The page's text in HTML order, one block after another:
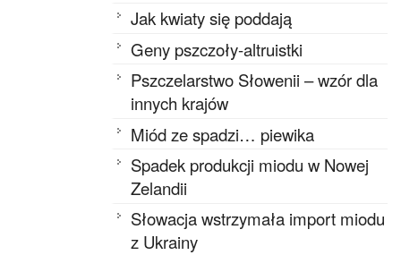
Jak kwiaty się poddają
Geny pszczoły-altruistki
Pszczelarstwo Słowenii – wzór dla
innych krajów
Miód ze spadzi… piewika
Spadek produkcji miodu w Nowej
Zelandii
Słowacja wstrzymała import miodu
z Ukrainy